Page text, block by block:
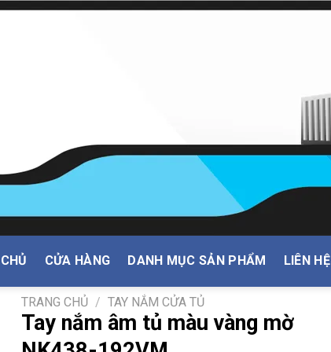
CỬA HÀNG DANH MỤC SẢN PHẨM LIÊN HỆ
TRANG CHỦ / TAY NẮM CỬA TỦ
Tay nắm âm tủ màu vàng mờ